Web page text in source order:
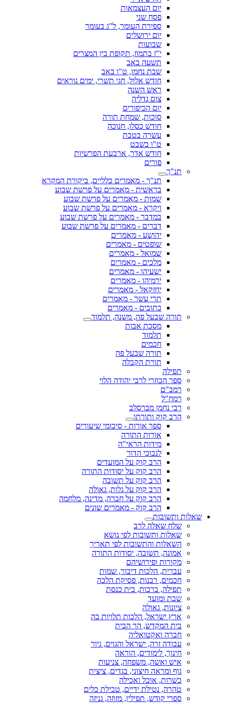
יום העצמאות
פסח שני
ספירת העומר, ל"ג בעומר
יום ירושלים
שבועות
י"ז בתמוז, תקופת בין המצרים
תשעה באב
שבת נחמו, ט"ו באב
חודש אלול, חגי תשרי, ימים נוראים
ראש השנה
צום גדליה
יום הכיפורים
סוכות, שמחת תורה
חודש כסלו, חנוכה
עשרה בטבת
ט"ו בשבט
חודש אדר, ארבעת הפרשיות
פורים
תנ"ך
תנ"ך - מאמרים כלליים, ביקורת המקרא
בראשית - מאמרים על פרשת שבוע
שמות - מאמרים על פרשת שבוע
ויקרא - מאמרים על פרשת שבוע
במדבר - מאמרים על פרשת שבוע
דברים - מאמרים על פרשת שבוע
יהושע - מאמרים
שופטים - מאמרים
שמואל - מאמרים
מלכים - מאמרים
ישעיהו - מאמרים
ירמיהו - מאמרים
יחזקאל - מאמרים
תרי עשר - מאמרים
כתובים - מאמרים
תורה שבעל פה, משנה, תלמוד
מסכת אבות
תלמוד
חכמים
תורה שבעל פה
תורת הקבלה
תפילה
ספר הכוזרי לרבי יהודה הלוי
רמב"ם
רמח"ל
רבי נחמן מברסלב
הרב קוק ותורתו
ספר אורות - סיכומי שיעורים
אורות התורה
מידות הראי"ה
לנבוכי הדור
הרב קוק על המועדים
הרב קוק על יסודות התורה
הרב קוק על תשובה
הרב קוק על גלות, גאולה
הרב קוק על חברה, מדינה, מלחמה
הרב קוק - מאמרים שונים
שאלות ותשובות
שלח שאלה לרב
שאלות ותשובות לפי נושא
השאלות והתשובות לפי תאריך
אמונה, תשובה, יסודות התורה
מקורות ופירושיהם
עברית, הלכות דיבור, שמות
חכמים, רבנות, פסיקת הלכה
תפילה, ברכות, בית כנסת
שבת ומועד
ציונות, גאולה
ארץ ישראל, הלכות תלויות בה
בית המקדש, הר הבית
חברה ואקטואליה
עבודה זרה, ישראל והגוים, גיור
חינוך, לימודים, הוראה
איש ואשה, משפחה, צניעות
גוף ומראה חיצוני, בגדים, ציצית
כשרות, אוכל ואכילה
טהרה, נטילת ידיים, טבילת כלים
ספרי קודש, תפילין, מזוזה, גניזה